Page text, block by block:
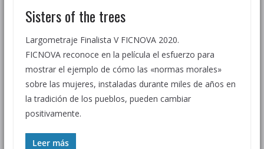
Sisters of the trees
Largometraje Finalista V FICNOVA 2020.
FICNOVA reconoce en la película el esfuerzo para
mostrar el ejemplo de cómo las «normas morales»
sobre las mujeres, instaladas durante miles de años en
la tradición de los pueblos, pueden cambiar
positivamente.
Leer más